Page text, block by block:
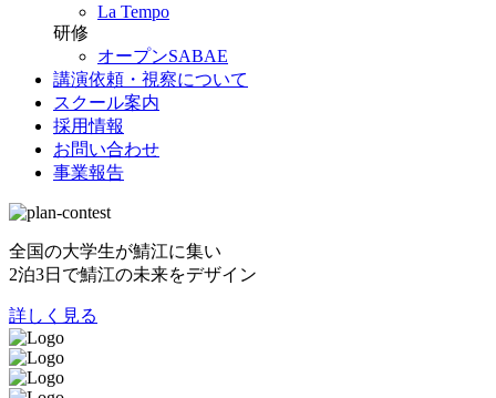
La Tempo
研修
オープンSABAE
講演依頼・視察について
スクール案内
採用情報
お問い合わせ
事業報告
全国の大学生が鯖江に集い
2泊3日で鯖江の未来をデザイン
詳しく見る